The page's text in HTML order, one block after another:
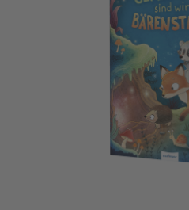
Gemeinsam sind wir bärenstark